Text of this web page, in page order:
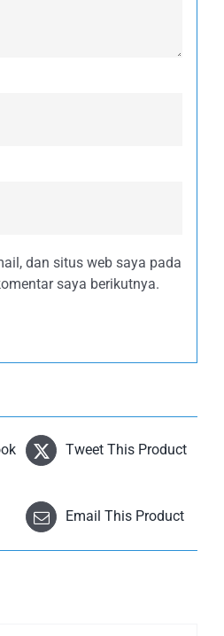
dan situs web saya pada
saya berikutnya.
Tweet This Product
Email This Product